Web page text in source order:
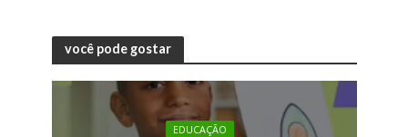
você pode gostar
EDUCAÇÃO